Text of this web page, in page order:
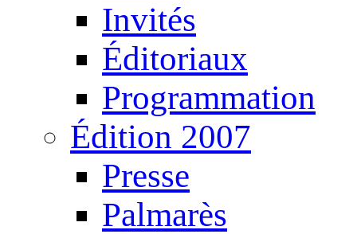
Invités
Éditoriaux
Programmation
Édition 2007
Presse
Palmarès